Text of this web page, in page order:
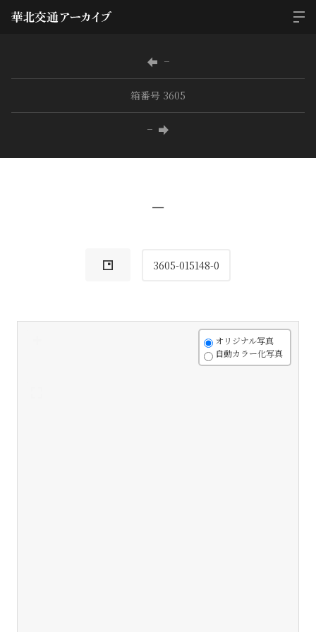
−
箱番号 3605
−
−
3605-015148-0
オリジナル写真
自動カラー化写真